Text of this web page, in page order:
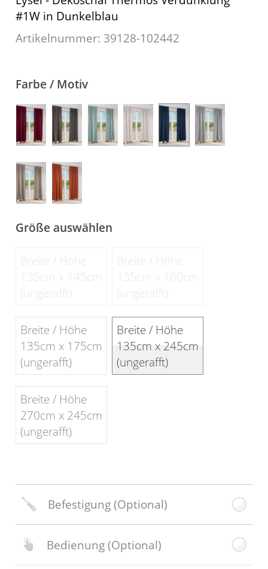
Kissen
Tischdecke
Gardinenstange
Stoffe
Panneaux
#1W in Dunkelblau
Artikelnummer: 39128-102442
Farbe / Motiv
Größe auswählen
Breite / Höhe
135cm x 145cm
(ungerafft)
Breite / Höhe
135cm x 160cm
(ungerafft)
Breite / Höhe
135cm x 175cm
(ungerafft)
Breite / Höhe
135cm x 245cm
(ungerafft)
Breite / Höhe
270cm x 245cm
(ungerafft)
Befestigung(Optional)
Bedienung(Optional)